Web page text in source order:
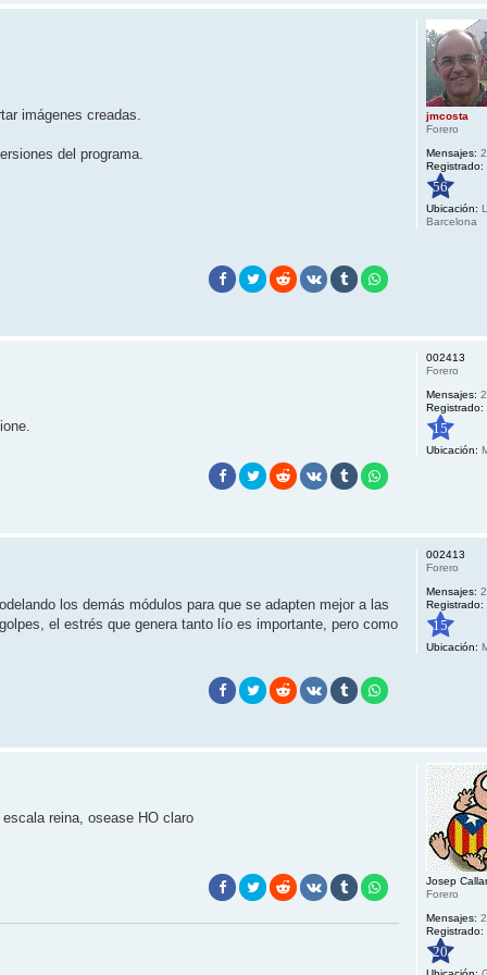
jmcosta
Forero
Mensajes:
Registrado:
56
Ubicación:
Barcelona
imágenes creadas.
del programa.
002413
Forero
Mensajes:
Registrado:
15
Ubicación:
002413
Forero
Mensajes:
Registrado:
15
Ubicación:
los demás módulos para que se adapten mejor a las
el estrés que genera tanto lío es importante, pero como
Josep
Forero
Mensajes:
Registrado:
20
reina, osease HO claro